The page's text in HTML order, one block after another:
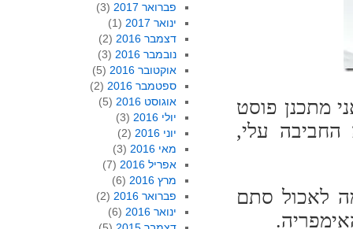
מתכנן פוסט
החביבה עלי,
לאכול סתם
פברואר 2017
(3)
ינואר 2017
(1)
דצמבר 2016
(2)
נובמבר 2016
(3)
אוקטובר 2016
(5)
ספטמבר 2016
(2)
אוגוסט 2016
(5)
יולי 2016
(3)
יוני 2016
(2)
מאי 2016
(3)
אפריל 2016
(7)
מרץ 2016
(6)
פברואר 2016
(2)
ינואר 2016
(6)